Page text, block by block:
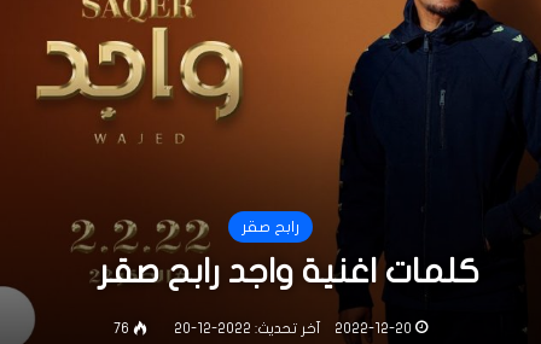
رابح صقر
كلمات اغنية واجد رابح صقر
2022-12-20 آخر تحديث: 2022-12-20 76